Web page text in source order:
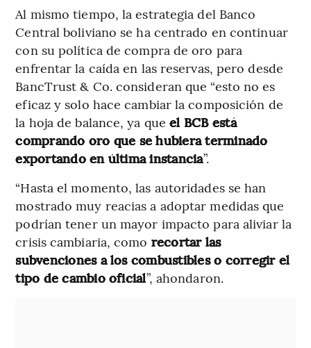
Al mismo tiempo, la estrategia del Banco
Central boliviano se ha centrado en continuar
con su política de compra de oro para
enfrentar la caída en las reservas, pero desde
BancTrust & Co. consideran que “esto no es
eficaz y solo hace cambiar la composición de
la hoja de balance, ya que el BCB está
comprando oro que se hubiera terminado
exportando en última instancia”.
“Hasta el momento, las autoridades se han
mostrado muy reacias a adoptar medidas que
podrían tener un mayor impacto para aliviar la
crisis cambiaria, como recortar las
subvenciones a los combustibles o corregir el
tipo de cambio oficial”, ahondaron.